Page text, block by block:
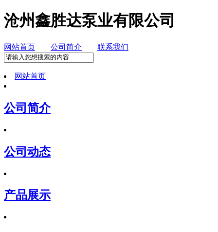
沧州鑫胜达泵业有限公司
网站首页 公司简介 联系我们
网站首页
公司简介
公司动态
产品展示